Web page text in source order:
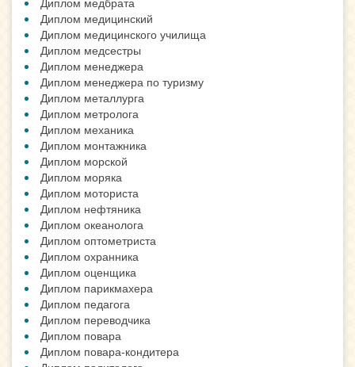
Диплом медицинский
Диплом медицинского училища
Диплом медсестры
Диплом менеджера
Диплом менеджера по туризму
Диплом металлурга
Диплом метролога
Диплом механика
Диплом монтажника
Диплом морской
Диплом моряка
Диплом моториста
Диплом нефтяника
Диплом океанолога
Диплом оптометриста
Диплом охранника
Диплом оценщика
Диплом парикмахера
Диплом педагога
Диплом переводчика
Диплом повара
Диплом повара-кондитера